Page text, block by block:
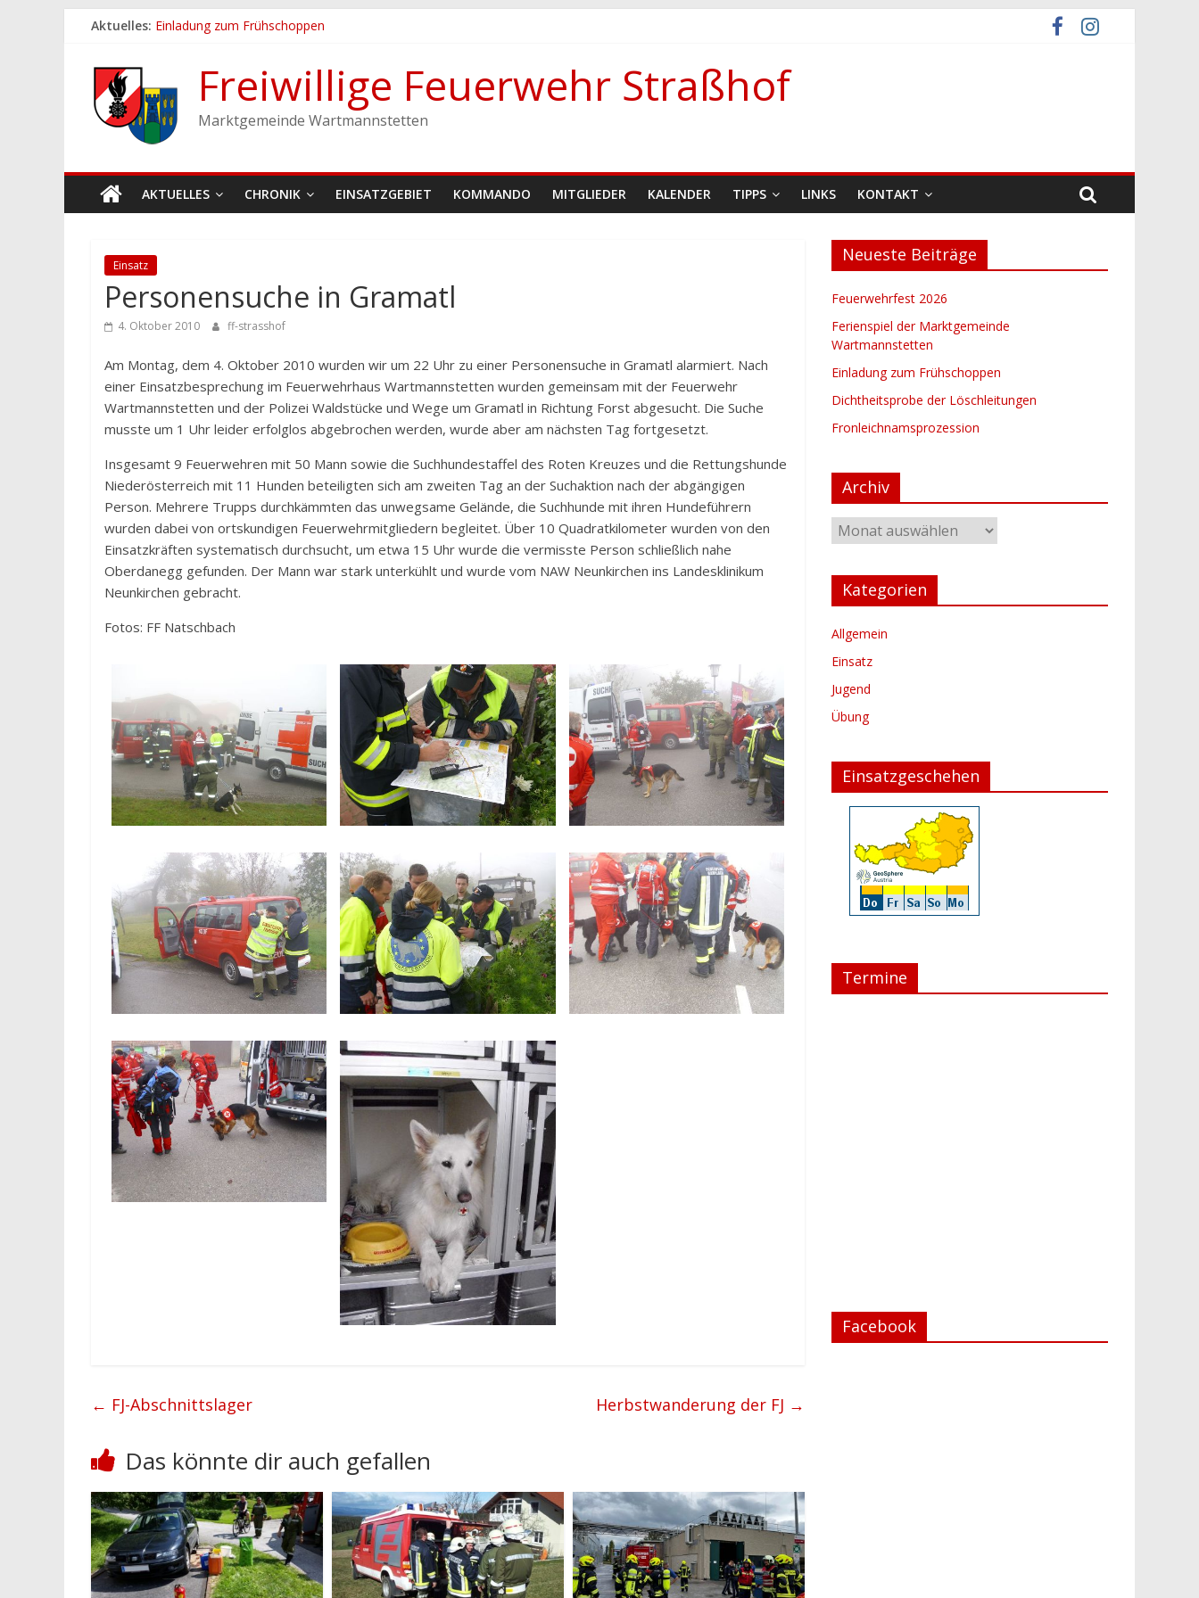
Zum
springen
Aktuelles: Einladung zum Frühschoppen
Feuerwehrfest 2026
Ferienspiel der Marktgemeinde Wartmannstetten
Freiwillige Feuerwehr Straßhof
Marktgemeinde Wartmannstetten
AKTUELLES CHRONIK EINSATZGEBIET KOMMANDO MITGLIEDER KALENDER TIPPS LINKS KONTAKT
Einsatz
Personensuche in Gramatl
4. Oktober 2010 ff-strasshof
Am Montag, dem 4. Oktober 2010 wurden wir um 22 Uhr zu einer Personensuche in Gramatl alarmiert. Nach
einer Einsatzbesprechung im Feuerwehrhaus Wartmannstetten wurden gemeinsam mit der Feuerwehr
Wartmannstetten und der Polizei Waldstücke und Wege um Gramatl in Richtung Forst abgesucht. Die Suche
musste um 1 Uhr leider erfolglos abgebrochen werden, wurde aber am nächsten Tag fortgesetzt.
Insgesamt 9 Feuerwehren mit 50 Mann sowie die Suchhundestaffel des Roten Kreuzes und die Rettungshunde
Niederösterreich mit 11 Hunden beteiligten sich am zweiten Tag an der Suchaktion nach der abgängigen
Person. Mehrere Trupps durchkämmten das unwegsame Gelände, die Suchhunde mit ihren Hundeführern
wurden dabei von ortskundigen Feuerwehrmitgliedern begleitet. Über 10 Quadratkilometer wurden von den
Einsatzkräften systematisch durchsucht, um etwa 15 Uhr wurde die vermisste Person schließlich nahe
Oberdanegg gefunden. Der Mann war stark unterkühlt und wurde vom NAW Neunkirchen ins Landesklinikum
Neunkirchen gebracht.
Fotos: FF Natschbach
← FJ-Abschnittslager Herbstwanderung der FJ →
Das könnte dir auch gefallen
Neueste Beiträge
Feuerwehrfest 2026
Ferienspiel der Marktgemeinde
Wartmannstetten
Einladung zum Frühschoppen
Dichtheitsprobe der Löschleitungen
Fronleichnamsprozession
Archiv
Archiv
Kategorien
Allgemein
Einsatz
Jugend
Übung
Einsatzgeschehen
Termine
Facebook